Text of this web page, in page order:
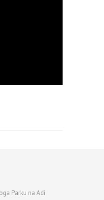
Parku na Adi